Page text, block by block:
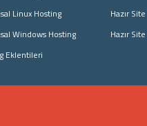
Linux Hosting
Windows Hosting
Eklentileri
Hazır
Hazır